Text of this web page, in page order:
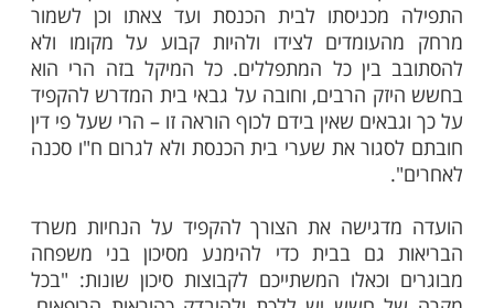
לחייבים בבידוד קבעו חברי הועדה: "החייבים
הרי הם אסורים ביציאה מביתם לשום צורך
שום דבר מצווה דוחה איסור תורה. והעובר
ברור בידו וקרוב שתפילתו תועבה". חברי
פונים למתפללים וללומדים ומבקשים מהם
בידוד להצטרף ללימוד או לתפילה: "פשוט
לצרפו למניין ואין לעלותו לתורה ולכל דבר
עוון גדול בידו, חובה לגעור בו עד כדי הודעה
הצלת אחרים".